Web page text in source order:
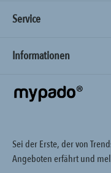
Service
Informationen
Sei der Erste, der von
Angeboten erfährt und